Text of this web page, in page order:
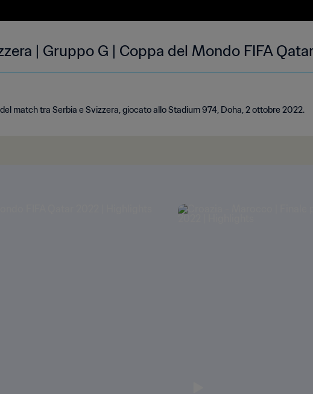
| Gruppo G | Coppa del Mondo FIFA
match tra Serbia e Svizzera, giocato allo Stadium 974, Doha, 2 ottobre 2022.